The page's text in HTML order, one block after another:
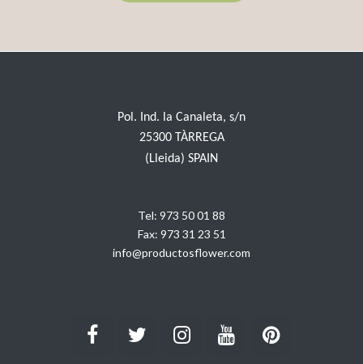
Pol. Ind. la Canaleta, s/n
25300 TÀRREGA
(Lleida) SPAIN
Tel: 973 50 01 88
Fax: 973 31 23 51
info@productosflower.com